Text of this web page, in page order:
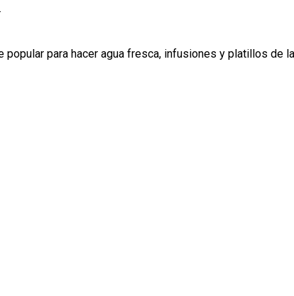
popular para hacer agua fresca, infusiones y platillos de la